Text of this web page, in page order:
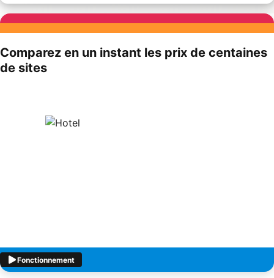
Nos partenaires
Comparez en un instant les prix de centaines
de sites
Fonctionnement